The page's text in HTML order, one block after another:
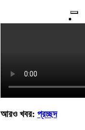
আরও খবর: প্রচ্ছদ